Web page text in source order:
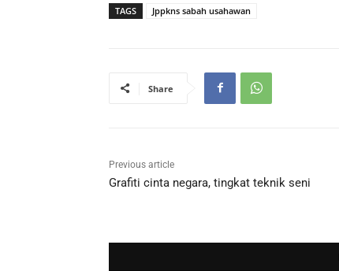
TAGS Jppkns sabah usahawan
Share
Previous article
Grafiti cinta negara, tingkat teknik seni